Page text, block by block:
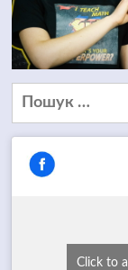
Пошук:
Click to